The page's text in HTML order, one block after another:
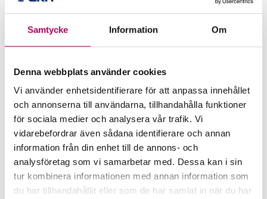
Samtycke Information Om
Denna webbplats använder cookies
Vi använder enhetsidentifierare för att anpassa innehållet
och annonserna till användarna, tillhandahålla funktioner
för sociala medier och analysera vår trafik. Vi
vidarebefordrar även sådana identifierare och annan
information från din enhet till de annons- och
analysföretag som vi samarbetar med. Dessa kan i sin
tur kombinera informationen med annan information som
du har tillhandahållit eller som de har samlat in när du har
bearbetad vara för industriell vidareförädling som
används och förbrukas i tillverkning av andra varor.
engelska hemsida.
EKN:s engelska hemsida